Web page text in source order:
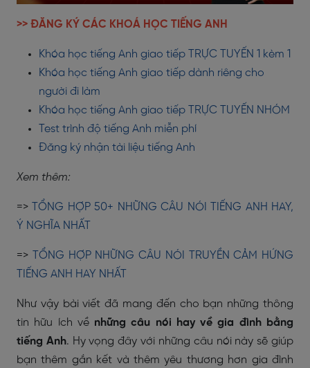
>> ĐĂNG KÝ CÁC KHOÁ HỌC TIẾNG ANH
Khóa học tiếng Anh giao tiếp TRỰC TUYẾN 1 kèm 1
Khóa học tiếng Anh giao tiếp dành riêng cho
người đi làm
Khóa học tiếng Anh giao tiếp TRỰC TUYẾN NHÓM
Test trình độ tiếng Anh miễn phí
Đăng ký nhận tài liệu tiếng Anh
Xem thêm:
=>
TỔNG HỢP 50+ NHỮNG CÂU NÓI TIẾNG ANH HAY,
Ý NGHĨA NHẤT
=>
TỔNG HỢP NHỮNG CÂU NÓI TRUYỀN CẢM HỨNG
TIẾNG ANH HAY NHẤT
Như vậy bài viết đã mang đến cho bạn những thông
tin hữu ích về những câu nói hay về gia đình bằng
tiếng Anh. Hy vọng đây với những câu nói này sẽ giúp
bạn thêm gắn kết và thêm yêu thương hơn gia đình